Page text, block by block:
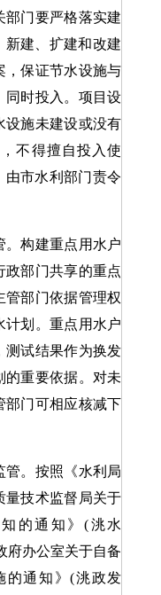
门要严格落实建
新建、扩建和改建
，保证节水设施与
同时投入。项目设
设施未建设或没有
不得擅自投入使
由市水利部门责令
构建重点用水户
政部门共享的重点
管部门依据管理权
计划。重点用水户
测试结果作为换发
的重要依据。对未
部门可相应核减下
。按照《水利局
量技术监督局关于
的通知》(洮水
府办公室关于自备
的通知》(洮政发